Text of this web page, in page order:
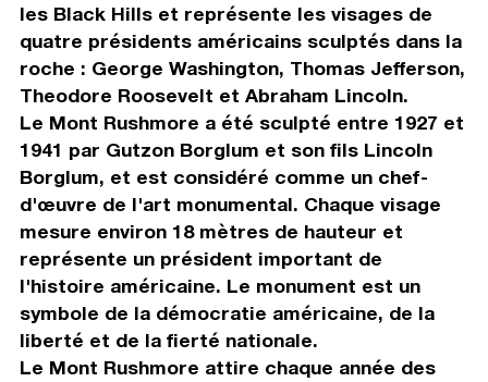
les Black Hills et représente les visages de
quatre présidents américains sculptés dans la
roche : George Washington, Thomas Jefferson,
Theodore Roosevelt et Abraham Lincoln.
Le Mont Rushmore a été sculpté entre 1927 et
1941 par Gutzon Borglum et son fils Lincoln
Borglum, et est considéré comme un chef-
d'œuvre de l'art monumental. Chaque visage
mesure environ 18 mètres de hauteur et
représente un président important de
l'histoire américaine. Le monument est un
symbole de la démocratie américaine, de la
liberté et de la fierté nationale.
Le Mont Rushmore attire chaque année des